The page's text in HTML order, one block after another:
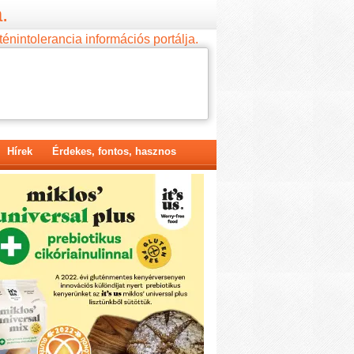
információs portálja.
Hírek Érdekes, fontos, hasznos